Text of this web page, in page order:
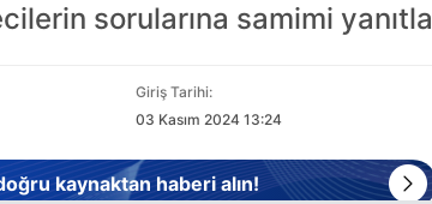
sorularına samimi
Giriş Tarihi:
03 Kasım 2024 13:24
kaynaktan haberi alın!